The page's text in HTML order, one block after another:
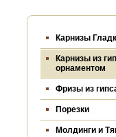
Карнизы
Карнизы из
орнаментом
Фризы из
Порезки
Молдинги и